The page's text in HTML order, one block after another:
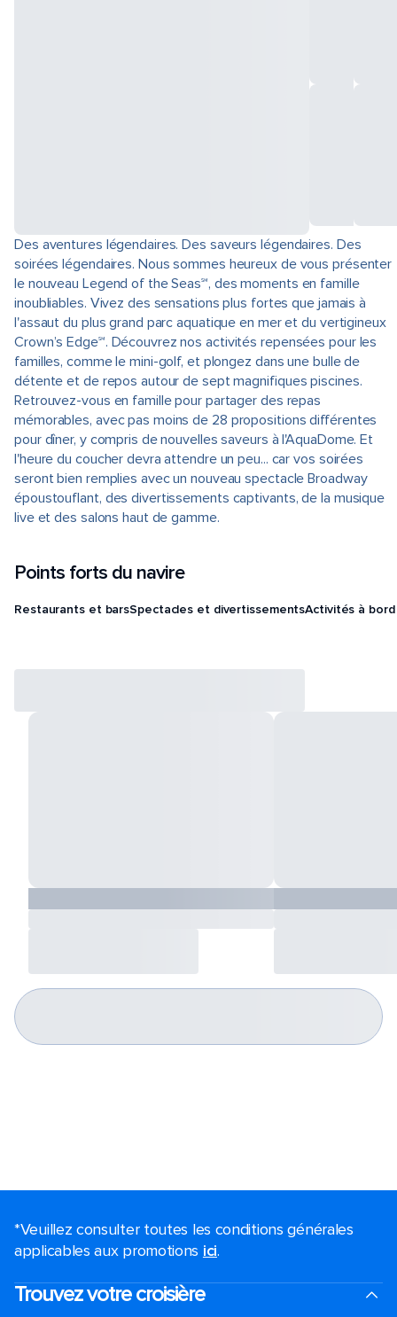
Des aventures légendaires. Des saveurs légendaires. Des
soirées légendaires. Nous sommes heureux de vous présenter
le nouveau Legend of the Seas℠, des moments en famille
inoubliables. Vivez des sensations plus fortes que jamais à
l'assaut du plus grand parc aquatique en mer et du vertigineux
Crown’s Edge℠. Découvrez nos activités repensées pour les
familles, comme le mini-golf, et plongez dans une bulle de
détente et de repos autour de sept magnifiques piscines.
Retrouvez-vous en famille pour partager des repas
mémorables, avec pas moins de 28 propositions différentes
pour dîner, y compris de nouvelles saveurs à l'AquaDome. Et
l'heure du coucher devra attendre un peu... car vos soirées
seront bien remplies avec un nouveau spectacle Broadway
époustouflant, des divertissements captivants, de la musique
live et des salons haut de gamme.
Points forts du navire
Restaurants et barsSpectacles et divertissementsActivités à bord
*Veuillez consulter toutes les conditions générales
applicables aux promotions ici.
Trouvez votre croisière